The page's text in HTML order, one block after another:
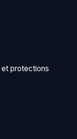
et protections